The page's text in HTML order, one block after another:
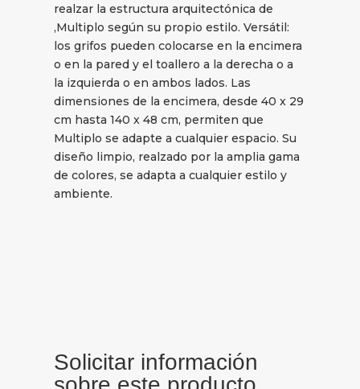
realzar la estructura arquitectónica de
,Multiplo según su propio estilo. Versátil:
los grifos pueden colocarse en la encimera
o en la pared y el toallero a la derecha o a
la izquierda o en ambos lados. Las
dimensiones de la encimera, desde 40 x 29
cm hasta 140 x 48 cm, permiten que
Multiplo se adapte a cualquier espacio. Su
diseño limpio, realzado por la amplia gama
de colores, se adapta a cualquier estilo y
ambiente.
Solicitar información